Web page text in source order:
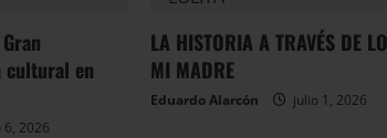
cultural en
6, 2026
LA HISTORIA A TRAVÉS DE
MI MADRE
Eduardo Alarcón julio 1, 2026